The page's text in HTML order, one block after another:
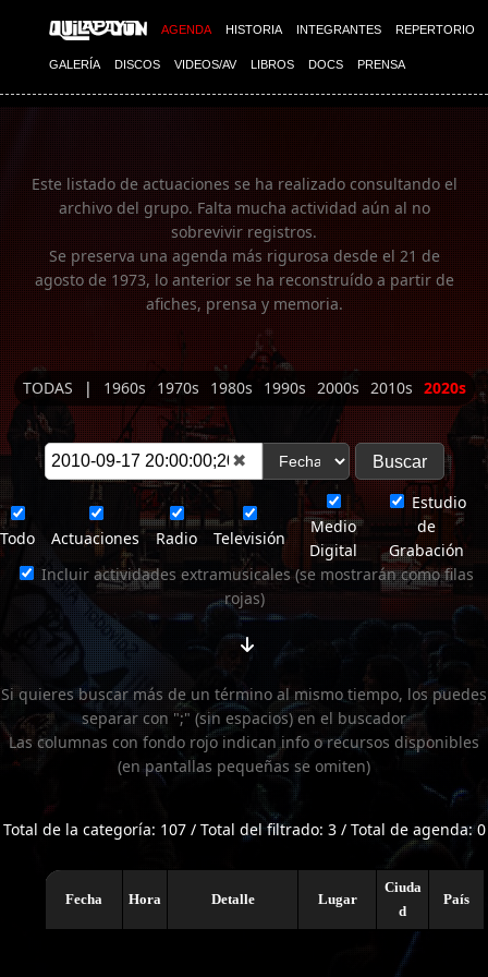
AGENDA HISTORIA INTEGRANTES REPERTORIO
GALERÍA DISCOS VIDEOS/AV LIBROS DOCS PRENSA
Imagen 01
Este listado de actuaciones se ha realizado consultando el
archivo del grupo. Falta mucha actividad aún al no
sobrevivir registros.
Se preserva una agenda más rigurosa desde el 21 de
agosto de 1973, lo anterior se ha reconstruído a partir de
afiches, prensa y memoria.
TODAS | 1960s 1970s 1980s 1990s 2000s 2010s 2020s
✖
Todo Actuaciones Radio Televisión
Medio
Digital
Estudio
de
Grabación
Incluir actividades extramusicales (se mostrarán como filas
rojas)
Si quieres buscar más de un término al mismo tiempo, los puedes
separar con ";" (sin espacios) en el buscador
Las columnas con fondo rojo indican info o recursos disponibles
(en pantallas pequeñas se omiten)
Total de la categoría: 107 / Total del filtrado: 3 / Total de agenda: 0
Fecha Hora Detalle Lugar
Ciuda
d
País